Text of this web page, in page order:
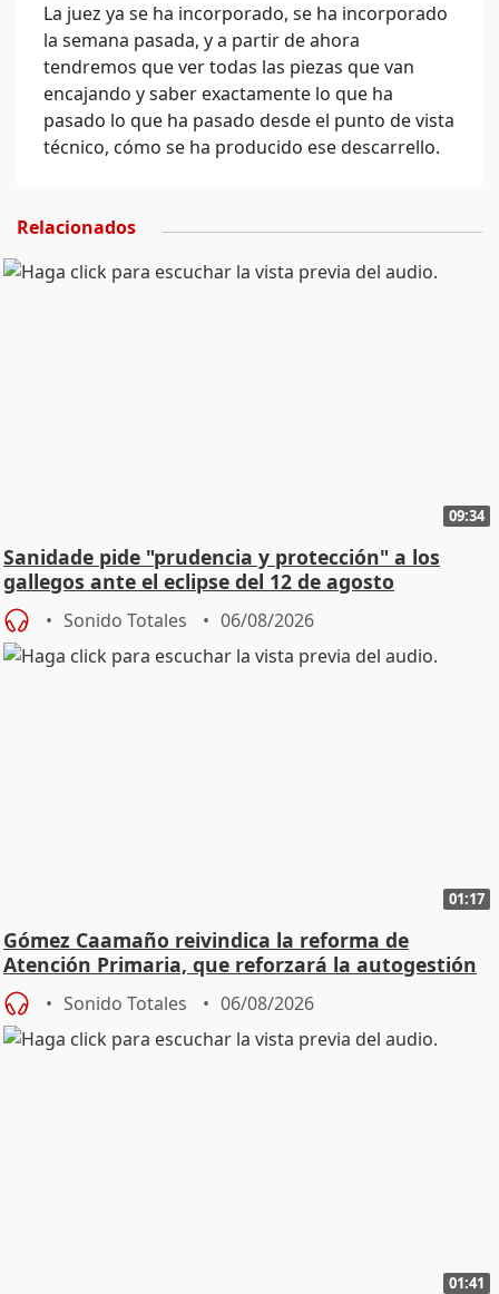
La juez ya se ha incorporado, se ha incorporado
la semana pasada, y a partir de ahora
tendremos que ver todas las piezas que van
encajando y saber exactamente lo que ha
pasado lo que ha pasado desde el punto de vista
técnico, cómo se ha producido ese descarrello.
Relacionados
09:34
Sanidade pide "prudencia y protección" a los
gallegos ante el eclipse del 12 de agosto
Sonido Totales 06/08/2026
01:17
Gómez Caamaño reivindica la reforma de
Atención Primaria, que reforzará la autogestión
Sonido Totales 06/08/2026
01:41